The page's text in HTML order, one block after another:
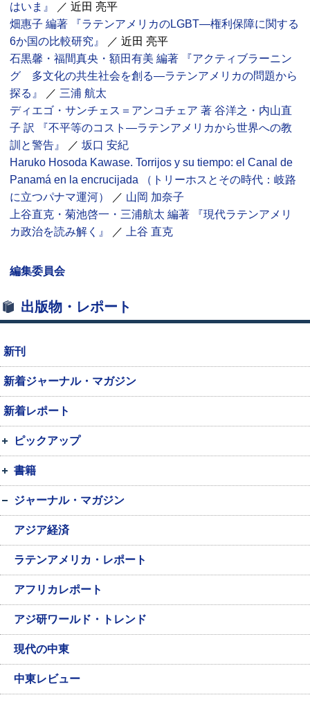
はいま』
／ 近田 亮平
畑惠子 編著 『ラテンアメリカのLGBT―権利保障に関する
6か国の比較研究』
／ 近田 亮平
石黒馨・福間真央・額田有美 編著 『アクティブラーニン
グ 多文化の共生社会を創る―ラテンアメリカの問題から
探る』
／ 三浦 航太
ディエゴ・サンチェス＝アンコチェア 著 谷洋之・内山直
子 訳 『不平等のコスト―ラテンアメリカから世界への教
訓と警告』
／ 坂口 安紀
Haruko Hosoda Kawase. Torrijos y su tiempo: el Canal de
Panamá en la encrucijada （トリーホスとその時代：岐路
に立つパナマ運河）
／ 山岡 加奈子
上谷直克・菊池啓一・三浦航太 編著 『現代ラテンアメリ
カ政治を読み解く』
／ 上谷 直克
編集委員会
出版物・レポート
新刊
新着ジャーナル・マガジン
新着レポート
ピックアップ
書籍
ジャーナル・マガジン
アジア経済
ラテンアメリカ・レポート
アフリカレポート
アジ研ワールド・トレンド
現代の中東
中東レビュー